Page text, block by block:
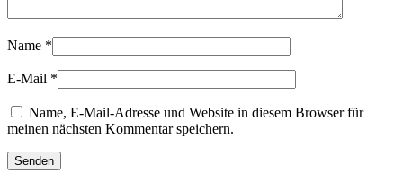
Name *
E-Mail *
Name, E-Mail-Adresse und Website in diesem Browser für
meinen nächsten Kommentar speichern.